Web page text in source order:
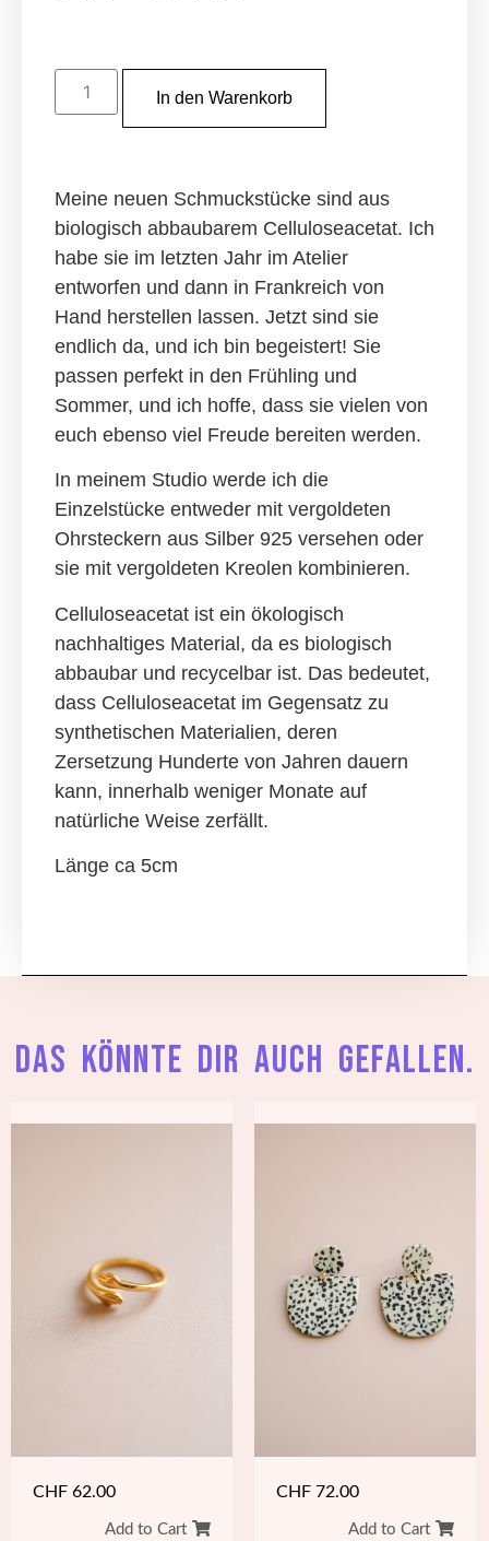
In den Warenkorb
Meine neuen Schmuckstücke sind aus
biologisch abbaubarem Celluloseacetat. Ich
habe sie im letzten Jahr im Atelier
entworfen und dann in Frankreich von
Hand herstellen lassen. Jetzt sind sie
endlich da, und ich bin begeistert! Sie
passen perfekt in den Frühling und
Sommer, und ich hoffe, dass sie vielen von
euch ebenso viel Freude bereiten werden.
In meinem Studio werde ich die
Einzelstücke entweder mit vergoldeten
Ohrsteckern aus Silber 925 versehen oder
sie mit vergoldeten Kreolen kombinieren.
Celluloseacetat ist ein ökologisch
nachhaltiges Material, da es biologisch
abbaubar und recycelbar ist. Das bedeutet,
dass Celluloseacetat im Gegensatz zu
synthetischen Materialien, deren
Zersetzung Hunderte von Jahren dauern
kann, innerhalb weniger Monate auf
natürliche Weise zerfällt.
Länge ca 5cm
Das könnte dir auch gefallen.
CHF 62.00
Add to Cart
CHF 72.00
Add to Cart